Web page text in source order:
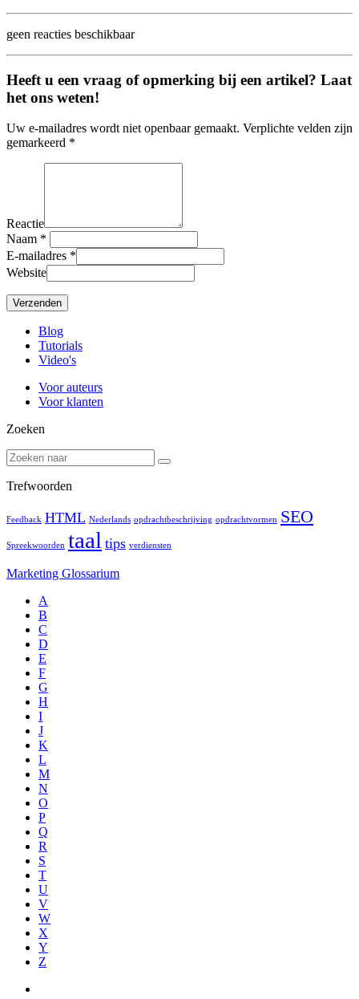
geen reacties beschikbaar
Heeft u een vraag of opmerking bij een artikel? Laat
het ons weten!
Uw e-mailadres wordt niet openbaar gemaakt. Verplichte velden zijn
gemarkeerd *
Reactie
Naam *
E-mailadres *
Website
Blog
Tutorials
Video's
Voor auteurs
Voor klanten
Zoeken
Trefwoorden
Feedback HTML Nederlands opdrachtbeschrijving opdrachtvormen SEO
Spreekwoorden taal tips verdiensten
Marketing Glossarium
A
B
C
D
E
F
G
H
I
J
K
L
M
N
O
P
Q
R
S
T
U
V
W
X
Y
Z